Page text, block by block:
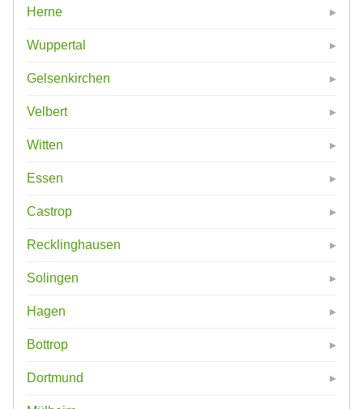
Herne
Wuppertal
Gelsenkirchen
Velbert
Witten
Essen
Castrop
Recklinghausen
Solingen
Hagen
Bottrop
Dortmund